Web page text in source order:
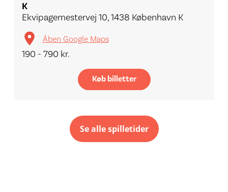
K
Ekvipagemestervej 10, 1438 København K
Åben Google Maps
190 - 790 kr.
Køb billetter
Se alle spilletider